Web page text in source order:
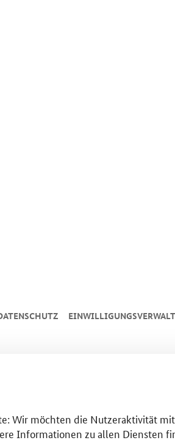
Wir möchten die Nutzeraktivität
Informationen zu allen Diensten